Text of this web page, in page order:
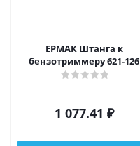
ЕРМАК Штанга к
бензотриммеру 621-126
1 077.41 ₽